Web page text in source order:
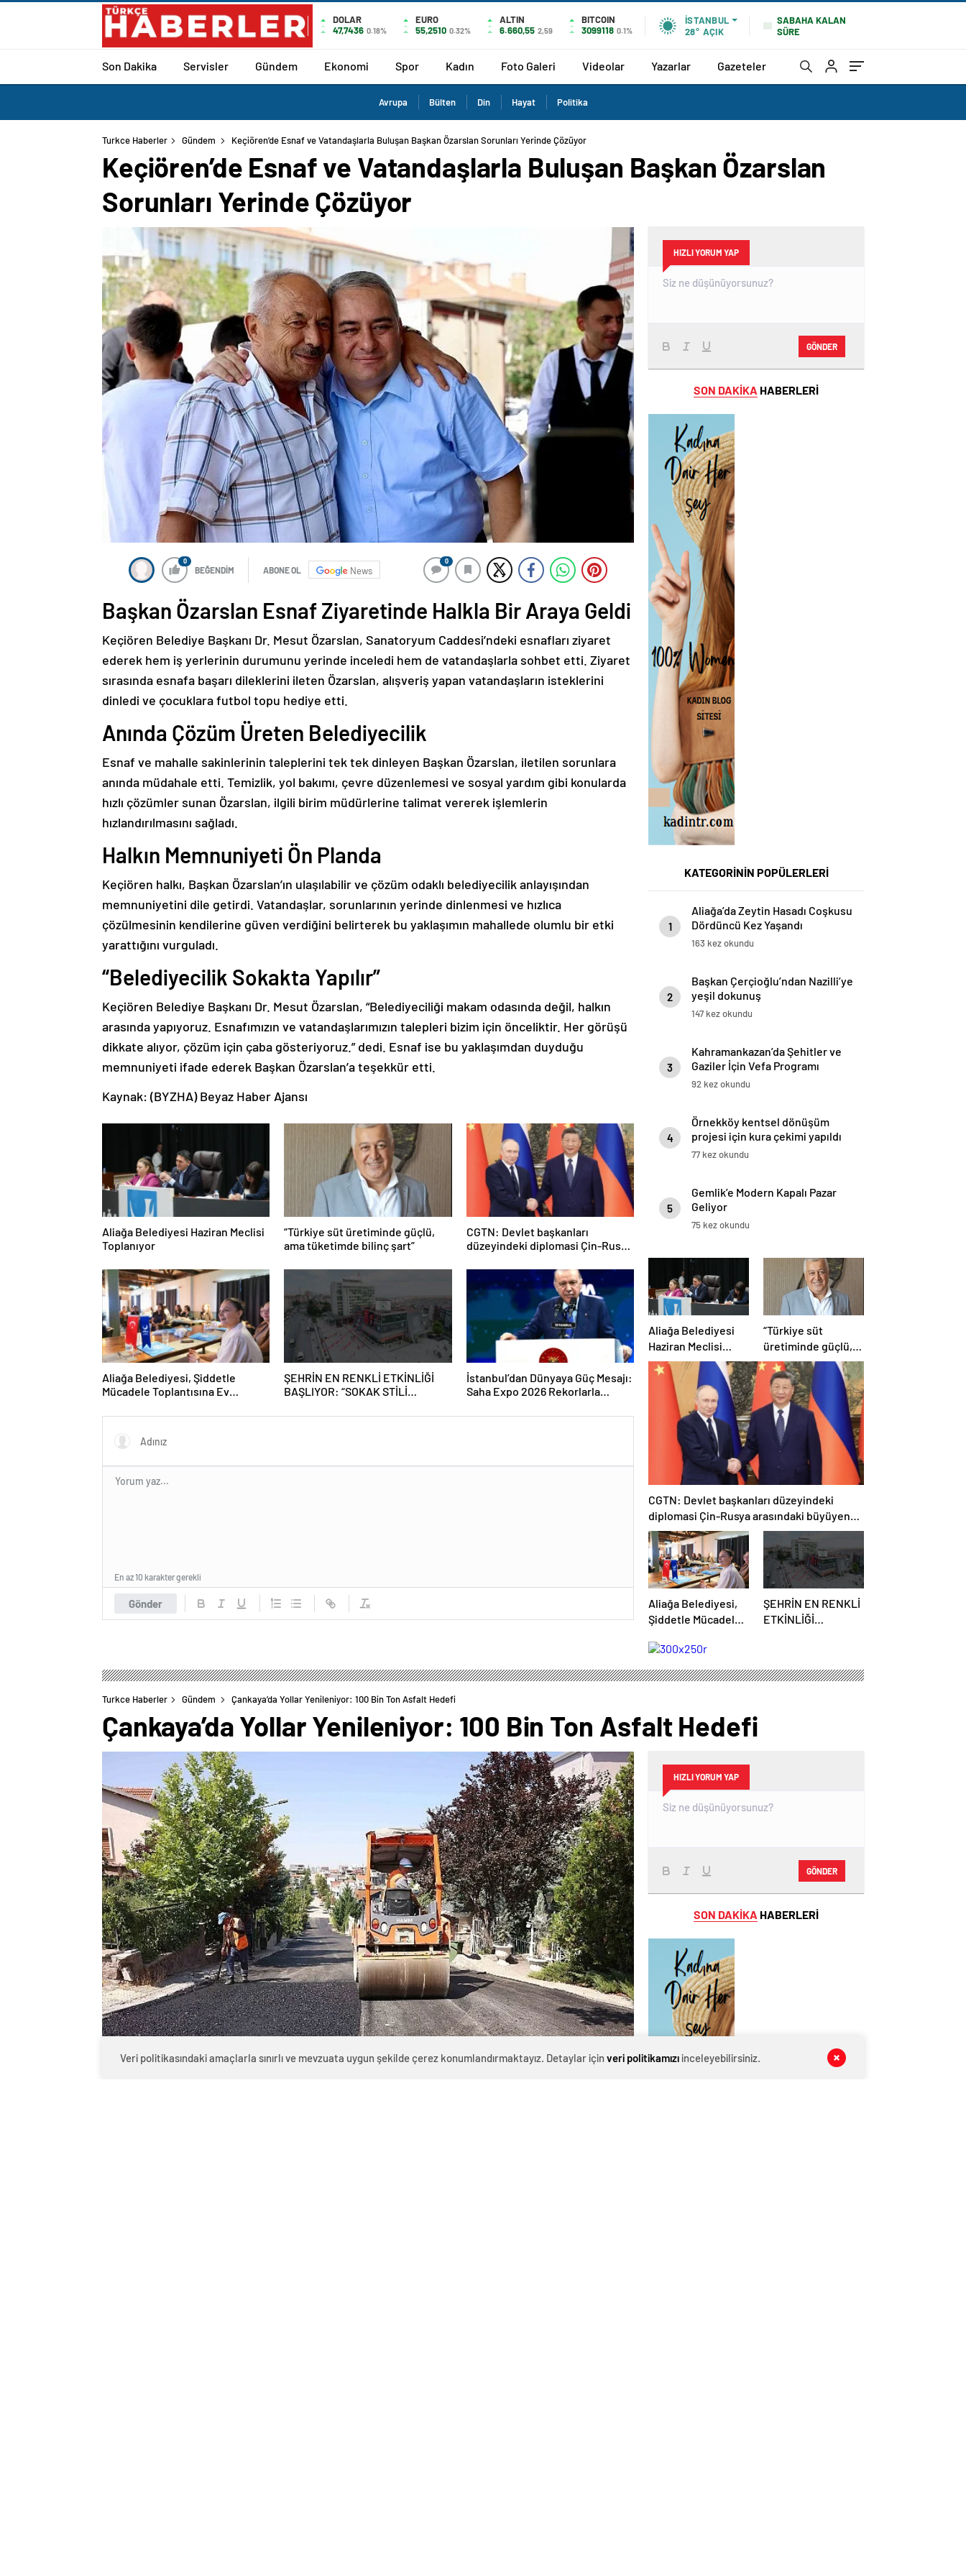
DOLAR
47,7436 0.18%
EURO
55,2510 0.32%
ALTIN
6.660,55 2,59
BITCOIN
3099118 0.1%
İSTANBUL
28° AÇIK
SABAHA KALAN
SÜRE
Son Dakika Servisler Gündem Ekonomi Spor Kadın Foto Galeri Videolar Yazarlar Gazeteler
Avrupa Bülten Din Hayat Politika
Turkce Haberler Gündem Keçiören’de Esnaf ve Vatandaşlarla Buluşan Başkan Özarslan Sorunları Yerinde Çözüyor
Keçiören’de Esnaf ve Vatandaşlarla Buluşan Başkan Özarslan
Sorunları Yerinde Çözüyor
0
BEĞENDİM ABONE OL News
0
Başkan Özarslan Esnaf Ziyaretinde Halkla Bir Araya Geldi
Keçiören Belediye Başkanı Dr. Mesut Özarslan, Sanatoryum Caddesi’ndeki esnafları ziyaret
ederek hem iş yerlerinin durumunu yerinde inceledi hem de vatandaşlarla sohbet etti. Ziyaret
sırasında esnafa başarı dileklerini ileten Özarslan, alışveriş yapan vatandaşların isteklerini
dinledi ve çocuklara futbol topu hediye etti.
Anında Çözüm Üreten Belediyecilik
Esnaf ve mahalle sakinlerinin taleplerini tek tek dinleyen Başkan Özarslan, iletilen sorunlara
anında müdahale etti. Temizlik, yol bakımı, çevre düzenlemesi ve sosyal yardım gibi konularda
hızlı çözümler sunan Özarslan, ilgili birim müdürlerine talimat vererek işlemlerin
hızlandırılmasını sağladı.
Halkın Memnuniyeti Ön Planda
Keçiören halkı, Başkan Özarslan’ın ulaşılabilir ve çözüm odaklı belediyecilik anlayışından
memnuniyetini dile getirdi. Vatandaşlar, sorunlarının yerinde dinlenmesi ve hızlıca
çözülmesinin kendilerine güven verdiğini belirterek bu yaklaşımın mahallede olumlu bir etki
yarattığını vurguladı.
“Belediyecilik Sokakta Yapılır”
Keçiören Belediye Başkanı Dr. Mesut Özarslan, “Belediyeciliği makam odasında değil, halkın
arasında yapıyoruz. Esnafımızın ve vatandaşlarımızın talepleri bizim için önceliktir. Her görüşü
dikkate alıyor, çözüm için çaba gösteriyoruz.” dedi. Esnaf ise bu yaklaşımdan duyduğu
memnuniyeti ifade ederek Başkan Özarslan’a teşekkür etti.
Kaynak: (BYZHA) Beyaz Haber Ajansı
Aliağa Belediyesi Haziran Meclisi
Toplanıyor
“Türkiye süt üretiminde güçlü,
ama tüketimde bilinç şart”
CGTN: Devlet başkanları
düzeyindeki diplomasi Çin-Rusya
güçlendiriyor
Aliağa Belediyesi, Şiddetle
Mücadele Toplantısına Ev
ŞEHRİN EN RENKLİ ETKİNLİĞİ
BAŞLIYOR: “SOKAK STİLİ
GAZİOSMANPAŞA’DA YAŞANACAK
İstanbul’dan Dünyaya Güç Mesajı:
Saha Expo 2026 Rekorlarla
Gönder
En az 10 karakter gerekli
HIZLI YORUM YAP
GÖNDER
SON DAKİKA HABERLERİ
KATEGORİNİN POPÜLERLERİ
1
Aliağa’da Zeytin Hasadı Coşkusu
Dördüncü Kez Yaşandı
163 kez okundu
2
Başkan Çerçioğlu’ndan Nazilli’ye
yeşil dokunuş
147 kez okundu
3
Kahramankazan’da Şehitler ve
Gaziler İçin Vefa Programı
92 kez okundu
4
Örnekköy kentsel dönüşüm
projesi için kura çekimi yapıldı
77 kez okundu
5
Gemlik’e Modern Kapalı Pazar
Geliyor
75 kez okundu
Aliağa Belediyesi
Haziran Meclisi
Toplanıyor
“Türkiye süt
üretiminde güçlü,
ama tüketimde
bilinç şart”
CGTN: Devlet başkanları düzeyindeki
diplomasi Çin-Rusya arasındaki büyüyen
ortaklığı güçlendiriyor
Aliağa Belediyesi,
Şiddetle Mücadele
Sahipliği Yaptı
ŞEHRİN EN RENKLİ
ETKİNLİĞİ
FESTİVALİ”
HEYECANI
Turkce Haberler Gündem Çankaya’da Yollar Yenileniyor: 100 Bin Ton Asfalt Hedefi
Çankaya’da Yollar Yenileniyor: 100 Bin Ton Asfalt Hedefi
HIZLI YORUM YAP
GÖNDER
SON DAKİKA HABERLERİ
Veri politikasındaki amaçlarla sınırlı ve mevzuata uygun şekilde çerez konumlandırmaktayız. Detaylar için veri politikamızıinceleyebilirsiniz.